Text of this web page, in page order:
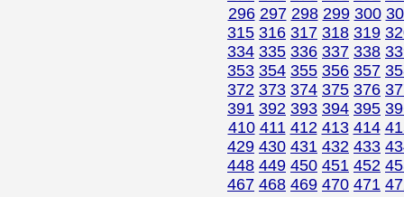
296 297 298 299 300
315 316 317 318 319
334 335 336 337 338
353 354 355 356 357
372 373 374 375 376
391 392 393 394 395
410 411 412 413 414
429 430 431 432 433
448 449 450 451 452
467 468 469 470 471